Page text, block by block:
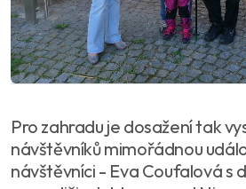
Pro zahradu je dosažení tak
návštěvníků mimořádnou
návštěvníci - Eva Coufalová s